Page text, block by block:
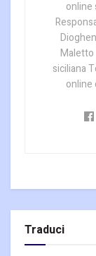
online
siciliana
online
Traduci